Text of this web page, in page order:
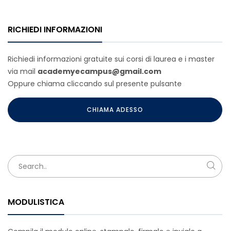
RICHIEDI INFORMAZIONI
Richiedi informazioni gratuite sui corsi di laurea e i master
via mail academyecampus@gmail.com
Oppure chiama cliccando sul presente pulsante
CHIAMA ADESSO
MODULISTICA